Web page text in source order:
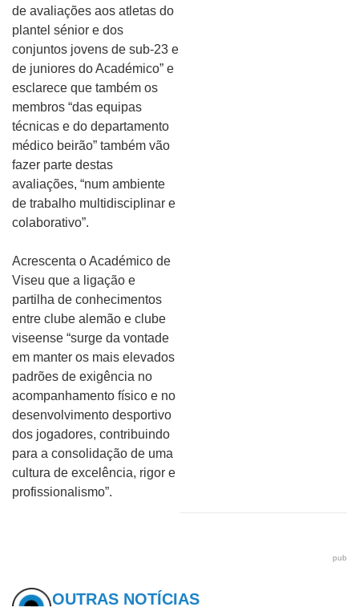
de avaliações aos atletas do
plantel sénior e dos
conjuntos jovens de sub-23 e
de juniores do Académico” e
esclarece que também os
membros “das equipas
técnicas e do departamento
médico beirão” também vão
fazer parte destas
avaliações, “num ambiente
de trabalho multidisciplinar e
colaborativo”.
Acrescenta o Académico de
Viseu que a ligação e
partilha de conhecimentos
entre clube alemão e clube
viseense “surge da vontade
em manter os mais elevados
padrões de exigência no
acompanhamento físico e no
desenvolvimento desportivo
dos jogadores, contribuindo
para a consolidação de uma
cultura de excelência, rigor e
profissionalismo”.
pub
OUTRAS NOTÍCIAS